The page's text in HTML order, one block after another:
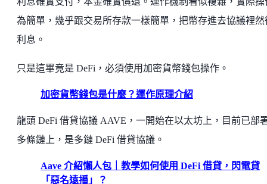
為簡單，幾乎跟交易所存款一樣簡單，把幣存進去協議裡然
利息。
只是這畢竟是 DeFi，必須使用加密貨幣錢包操作。
加密貨幣錢包是什麼？運作原理介紹
龍頭 DeFi 借貸協議 AAVE，一開始在以太坊上，目前已部
多條鏈上，是多鏈 DeFi 借貸協議。
Aave 介紹懶人包｜教學如何使用 DeFi 借貸，閃電貸
「惡名遠播」？